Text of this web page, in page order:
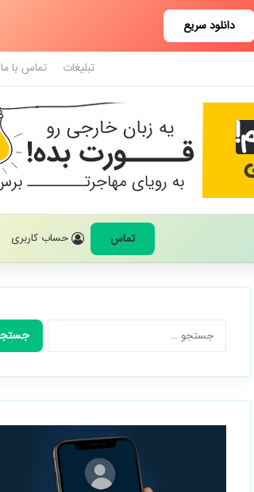
دانلود سریع
تبلیغات تماس با ما
تماس حساب کاربری
جستجو
برای: